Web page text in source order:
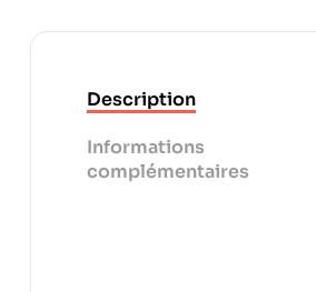
Description
Informations
complémentaires